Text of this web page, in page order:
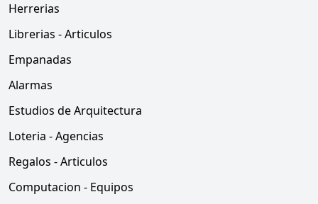
Herrerias
Librerias - Articulos
Empanadas
Alarmas
Estudios de Arquitectura
Loteria - Agencias
Regalos - Articulos
Computacion - Equipos